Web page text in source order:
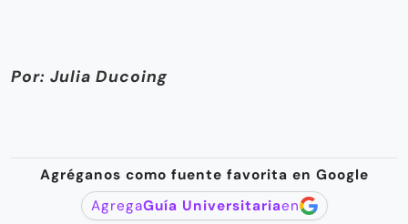
Por: Julia Ducoing
Agréganos como fuente favorita en Google
AgregaGuía Universitariaen